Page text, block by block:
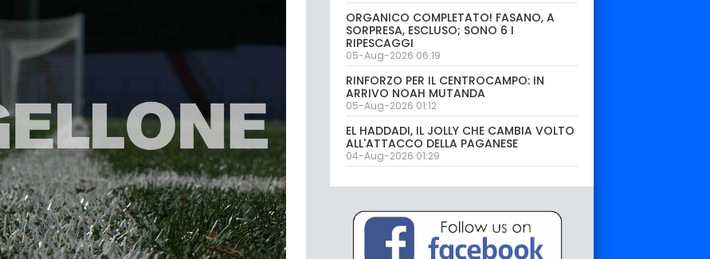
ORGANICO COMPLETATO! FASANO, A
SORPRESA, ESCLUSO; SONO 6 I
RIPESCAGGI
05-Aug-2026 06:19
RINFORZO PER IL CENTROCAMPO: IN
ARRIVO NOAH MUTANDA
05-Aug-2026 01:12
EL HADDADI, IL JOLLY CHE CAMBIA VOLTO
ALL'ATTACCO DELLA PAGANESE
04-Aug-2026 01:29